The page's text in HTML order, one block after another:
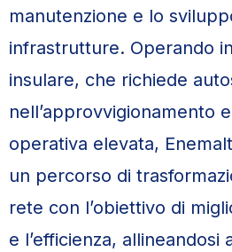
manutenzione e lo
infrastrutture. Operando
insulare, che richiede
nell’approvvigionamento
operativa elevata,
un percorso di
rete con l’obiettivo di
e l’efficienza, allineandosi